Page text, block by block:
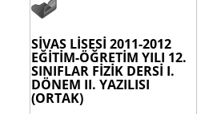
SİVAS LİSESİ 2011-2012
EĞİTİM-ÖĞRETİM YILI 12.
SINIFLAR FİZİK DERSİ I.
DÖNEM II. YAZILISI
(ORTAK)